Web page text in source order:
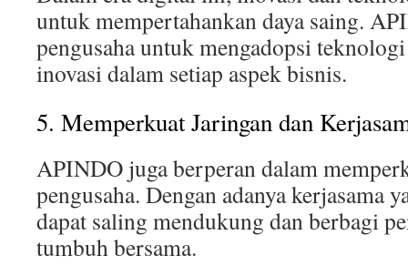
untuk mempertahankan daya saing.
pengusaha untuk mengadopsi
inovasi dalam setiap aspek bisnis.
5. Memperkuat Jaringan dan
APINDO juga berperan dalam
pengusaha. Dengan adanya kerjasama
dapat saling mendukung dan berbagi
tumbuh bersama.